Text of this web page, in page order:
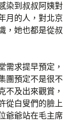
染到叔叔阿姨對
月的人，對北京
，她也都是從叔
需求提早預定，
團預定不是很不
不及出來觀賞，
從白叟們的臉上
爺爺站在毛主席